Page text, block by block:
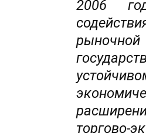
2006
торгово-